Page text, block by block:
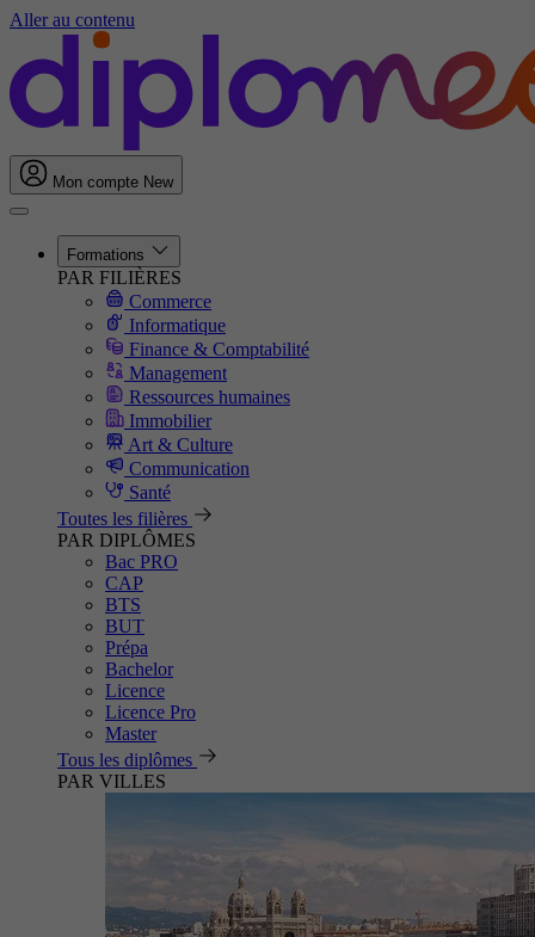
Aller au contenu
Mon compte New
Formations
PAR FILIÈRES
Commerce
Informatique
Finance & Comptabilité
Management
Ressources humaines
Immobilier
Art & Culture
Communication
Santé
Toutes les filières
PAR DIPLÔMES
Bac PRO
CAP
BTS
BUT
Prépa
Bachelor
Licence
Licence Pro
Master
Tous les diplômes
PAR VILLES